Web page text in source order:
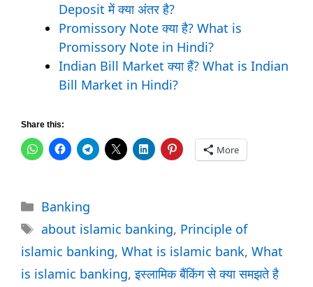
Deposit में क्या अंतर है?
Promissory Note क्या है? What is
Promissory Note in Hindi?
Indian Bill Market क्या हैं? What is Indian
Bill Market in Hindi?
Share this:
More
Categories
Banking
Tags
about islamic banking, Principle of
islamic banking, What is islamic bank, What
is islamic banking,इस्लामिक बैंकिंग से क्या समझते है